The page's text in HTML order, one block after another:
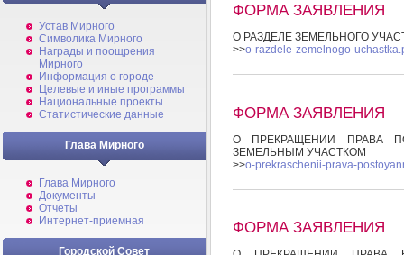
Устав Мирного
Символика Мирного
Награды и поощрения
Мирного
Информация о городе
Целевые и иные программы
Национальные проекты
Статистические данные
Глава Мирного
Глава Мирного
Документы
Отчеты
Интернет-приемная
Городской Совет
ФОРМА ЗАЯВЛЕНИЯ
О РАЗДЕЛЕ ЗЕМЕЛЬНОГО
>>o-razdele-zemelnogo-
ФОРМА ЗАЯВЛЕНИЯ
О ПРЕКРАЩЕНИИ ПРАВА
ЗЕМЕЛЬНЫМ УЧАСТКОМ
>>o-prekraschenii-prava-
ФОРМА ЗАЯВЛЕНИЯ